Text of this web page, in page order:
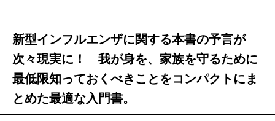
新型インフルエンザに関する本書の予言が
次々現実に！ 我が身を、家族を守るために
最低限知っておくべきことをコンパクトにま
とめた最適な入門書。